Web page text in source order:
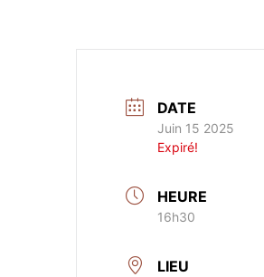
DATE
Juin 15 2025
Expiré!
HEURE
16h30
LIEU